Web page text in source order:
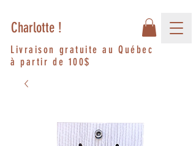
Charlotte !
Livraison gratuite au Québec
à partir de 100$